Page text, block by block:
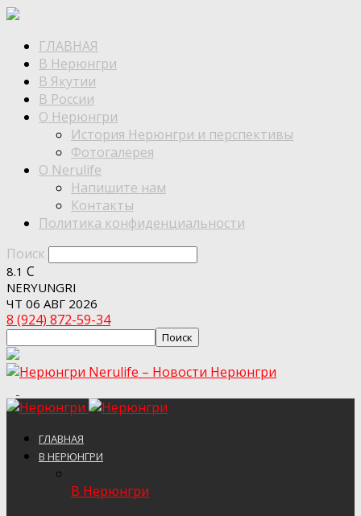
ГЛАВНАЯ
В Нерюнгри
В Якутии
В России
О Нерюнгри
История Нерюнгри и перспективы
Фотогалерея
О Nerulife
Напишите нам
Контакты
Политика конфиденциальности
Поиск
8.1 C
NERYUNGRI
ЧТ 06 АВГ 2026
8 (924) 872-59-34
Nerulife – Новости Нерюнгри
ГЛАВНАЯ
В НЕРЮНГРИ
В Нерюнгри